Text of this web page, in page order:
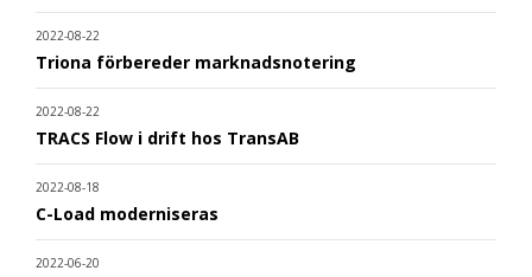
2022-08-22
Triona förbereder marknadsnotering
2022-08-22
TRACS Flow i drift hos TransAB
2022-08-18
C-Load moderniseras
2022-06-20